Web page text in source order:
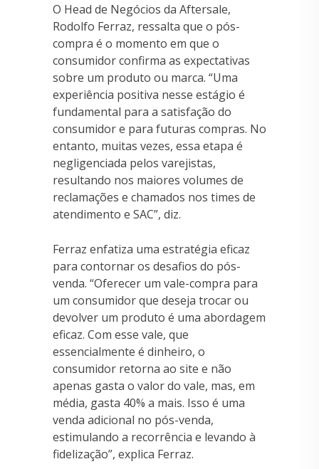
O Head de Negócios da Aftersale,
Rodolfo Ferraz, ressalta que o pós-
compra é o momento em que o
consumidor confirma as expectativas
sobre um produto ou marca. “Uma
experiência positiva nesse estágio é
fundamental para a satisfação do
consumidor e para futuras compras. No
entanto, muitas vezes, essa etapa é
negligenciada pelos varejistas,
resultando nos maiores volumes de
reclamações e chamados nos times de
atendimento e SAC”, diz.
Ferraz enfatiza uma estratégia eficaz
para contornar os desafios do pós-
venda. “Oferecer um vale-compra para
um consumidor que deseja trocar ou
devolver um produto é uma abordagem
eficaz. Com esse vale, que
essencialmente é dinheiro, o
consumidor retorna ao site e não
apenas gasta o valor do vale, mas, em
média, gasta 40% a mais. Isso é uma
venda adicional no pós-venda,
estimulando a recorrência e levando à
fidelização”, explica Ferraz.